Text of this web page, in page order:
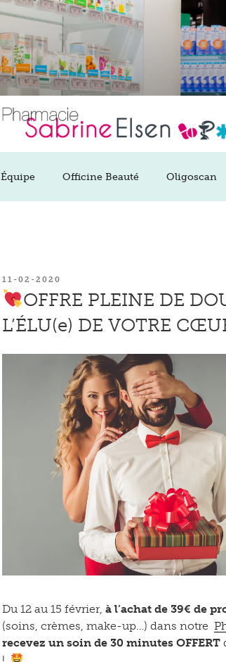
Équipe Officine Beauté Oligoscan
PUBLIÉ
LE
11-02-2020
OFFRE PLEINE DE
L’ÉLU(e) DE VOTRE
Du 12 au 15 février, à l’achat de 39€ de
(soins, crèmes, make-up…) dans notre
recevez un soin de 30 minutes OFFERT
!